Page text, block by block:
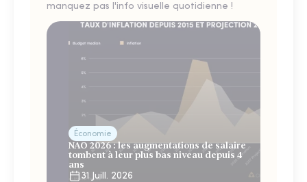
manquez pas l'info visuelle quotidienne !
Économie
NAO 2026 : les augmentations de salaire
tombent à leur plus bas niveau depuis 4
ans
31 Juill. 2026